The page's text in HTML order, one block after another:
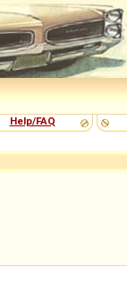
Help/FAQ